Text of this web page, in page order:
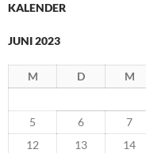
KALENDER
JUNI 2023
M D M
5
6 7
12
13 14